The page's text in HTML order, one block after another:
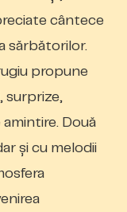
cântece
sărbătorilor.
propune
surprize,
Două
și cu melodii